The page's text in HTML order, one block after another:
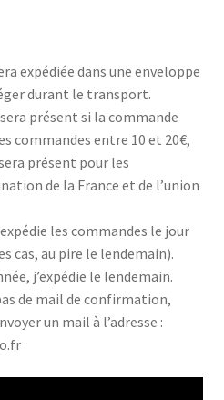
expédiée dans une enveloppe
durant le transport.
présent si la commande
commandes entre 10 et 20€,
présent pour les
de la France et de l’union
les commandes le jour
cas, au pire le lendemain).
j’expédie le lendemain.
de mail de confirmation,
un mail à l’adresse :